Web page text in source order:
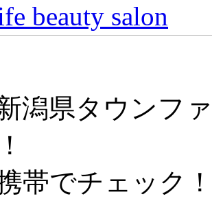
beauty salon
潟県タウンフ
帯でチェック